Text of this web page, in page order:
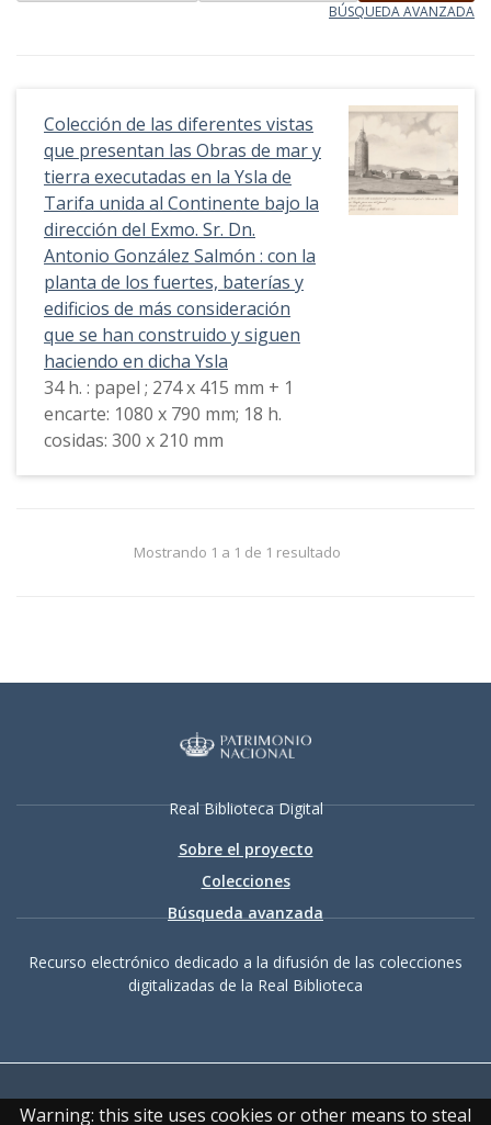
Warning: this site uses cookies or other means to steal
BÚSQUEDA AVANZADA
Colección de las diferentes vistas
que presentan las Obras de mar y
tierra executadas en la Ysla de
Tarifa unida al Continente bajo la
dirección del Exmo. Sr. Dn.
Antonio González Salmón : con la
planta de los fuertes, baterías y
edificios de más consideración
que se han construido y siguen
haciendo en dicha Ysla
34 h. : papel ; 274 x 415 mm + 1
encarte: 1080 x 790 mm; 18 h.
cosidas: 300 x 210 mm
Mostrando 1 a 1 de 1 resultado
Real Biblioteca Digital
Sobre el proyecto
Colecciones
Búsqueda avanzada
Recurso electrónico dedicado a la difusión de las colecciones
digitalizadas de la Real Biblioteca